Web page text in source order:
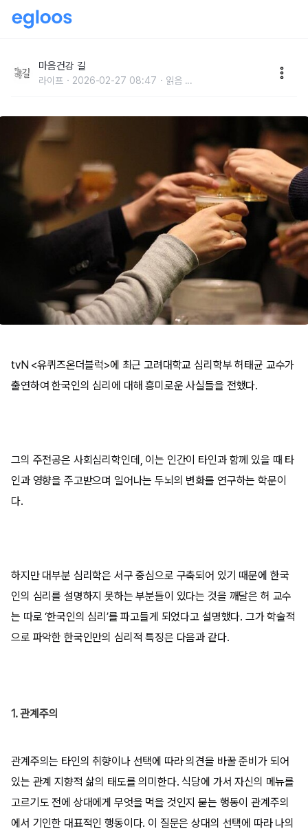
마음건강 길
라이프 2026-02-27 08:47 읽음 ...
tvN <유퀴즈온더블럭>에 최근 고려대학교 심리학부 허태균 교수가
출연하여 한국인의 심리에 대해 흥미로운 사실들을 전했다.
그의 주전공은 사회심리학인데, 이는 인간이 타인과 함께 있을 때 타
인과 영향을 주고받으며 일어나는 두뇌의 변화를 연구하는 학문이
다.
하지만 대부분 심리학은 서구 중심으로 구축되어 있기 때문에 한국
인의 심리를 설명하지 못하는 부분들이 있다는 것을 깨달은 허 교수
는 따로 ‘한국인의 심리’를 파고들게 되었다고 설명했다. 그가 학술적
으로 파악한 한국인만의 심리적 특징은 다음과 같다.
1. 관계주의
관계주의는 타인의 취향이나 선택에 따라 의견을 바꿀 준비가 되어
있는 관계 지향적 삶의 태도를 의미한다. 식당에 가서 자신의 메뉴를
고르기도 전에 상대에게 무엇을 먹을 것인지 묻는 행동이 관계주의
에서 기인한 대표적인 행동이다. 이 질문은 상대의 선택에 따라 나의